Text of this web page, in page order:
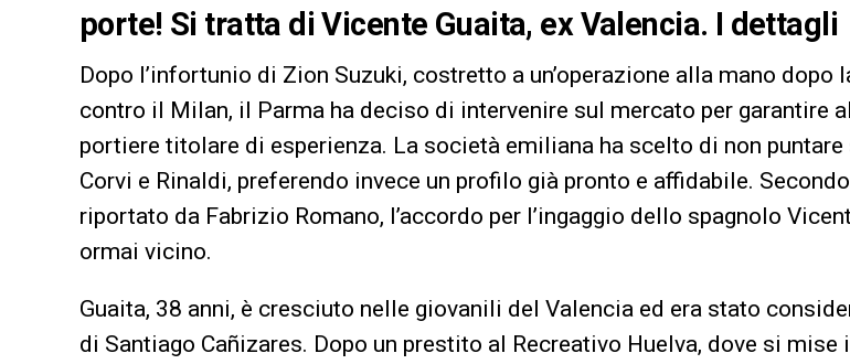
porte! Si tratta di Vicente Guaita, ex Valencia. I dettagli
Dopo l’infortunio di Zion Suzuki, costretto a un’operazione alla mano dopo
contro il Milan, il Parma ha deciso di intervenire sul mercato per garantire
portiere titolare di esperienza. La società emiliana ha scelto di non puntare
Corvi e Rinaldi, preferendo invece un profilo già pronto e affidabile.
riportato da Fabrizio Romano, l’accordo per l’ingaggio dello spagnolo
ormai vicino.
Guaita, 38 anni, è cresciuto nelle giovanili del Valencia ed era stato
di Santiago Cañizares. Dopo un prestito al Recreativo Huelva, dove si mise